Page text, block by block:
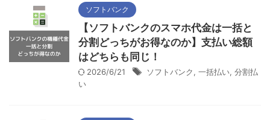
ソフトバンク
【ソフトバンクのスマホ代金は一括と
分割どっちがお得なのか】支払い総額
はどちらも同じ！
2026/6/21 ソフトバンク, 一括払い, 分割払
い